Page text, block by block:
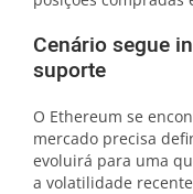
Cenário segue
suporte
O Ethereum se
mercado precisa
evoluirá para uma
a volatilidade